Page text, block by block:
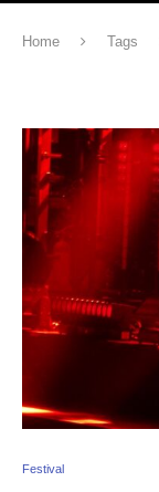
Home Tags
Festival